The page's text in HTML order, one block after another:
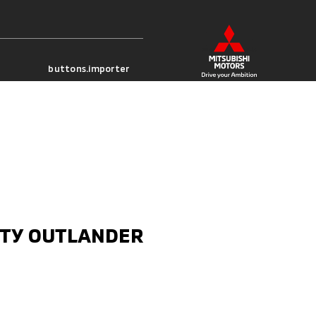
buttons.importer
OUTLANDER